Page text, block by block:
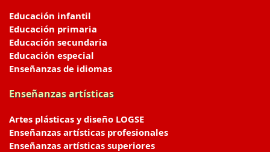
Educación infantil
Educación primaria
Educación secundaria
Educación especial
Enseñanzas de idiomas
Enseñanzas artísticas
Artes plásticas y diseño LOGSE
Enseñanzas artísticas profesionales
Enseñanzas artísticas superiores